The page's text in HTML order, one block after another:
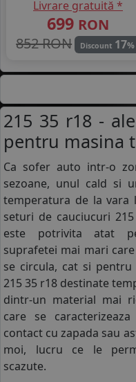
Livrare gratuită *
699 RON
852 RON
Discount 17%
215 35 r18 -
pentru masina
Ca sofer auto intr-o
sezoane, unul cald si
temperatura de la vara
seturi de cauciucuri
este potrivita atat
suprafetei mai mari
se circula, cat si pentru
215 35 r18 destinate
dintr-un material mai
care se
contact cu zapada sau
moi, lucru ce le
scazute.